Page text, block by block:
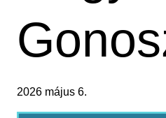
2026 május 6.